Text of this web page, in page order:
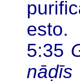
esto.
5:35
nāḍīs